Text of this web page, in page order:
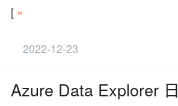
[ »
2022-12-23
Azure Data Explorer